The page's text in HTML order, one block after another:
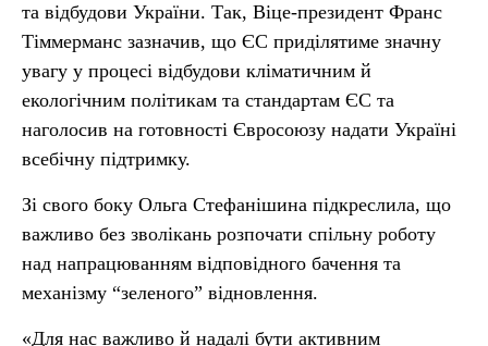
та відбудови України. Так, Віце-президент Франс
Тіммерманс зазначив, що ЄС приділятиме значну
увагу у процесі відбудови кліматичним й
екологічним політикам та стандартам ЄС та
наголосив на готовності Євросоюзу надати Україні
всебічну підтримку.
Зі свого боку Ольга Стефанішина підкреслила, що
важливо без зволікань розпочати спільну роботу
над напрацюванням відповідного бачення та
механізму “зеленого” відновлення.
«Для нас важливо й надалі бути активним